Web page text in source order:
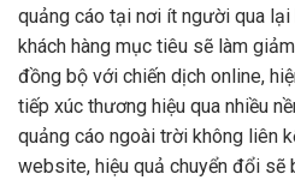
quảng cáo tại nơi ít người qua
khách hàng mục tiêu sẽ làm
đồng bộ với chiến dịch online,
tiếp xúc thương hiệu qua nhiều
quảng cáo ngoài trời không liên
website, hiệu quả chuyển đổi sẽ